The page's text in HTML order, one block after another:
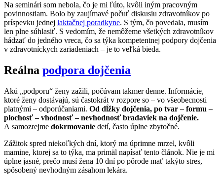
Na seminári som nebola, čo je mi ľúto, kvôli iným pracovným
povinnostiam. Bolo by zaujímavé počuť diskusiu zdravotníkov po
príspevku jednej laktačnej poradkyne. S tým, čo povedala, musím
len plne súhlasiť. S vedomím, že nemôžeme všetkých zdravotníkov
hádzať do jedného vreca, čo sa týka kompetentnej podpory dojčenia
v zdravotníckych zariadeniach – je to veľká bieda.
Reálna podpora dojčenia
Akú „podporu“ ženy zažili, počúvam takmer denne. Informácie,
ktoré ženy dostávajú, sú častokrát v rozpore so – vo všeobecnosti
platnými – odporúčaniami. Od dĺžky dojčenia, po tvar – formu –
plochosť – vhodnosť – nevhodnosť bradaviek na dojčenie.
A samozrejme dokrmovanie detí, často úplne zbytočné.
Zážitok spred niekoľkých dní, ktorý ma úprimne mrzel, kvôli
mamine, ktorej sa to týka, ma primäl napísať tento článok. Nie je mi
úplne jasné, prečo musí žena 10 dní po pôrode mať takýto stres,
spôsobený nevhodným zásahom lekára.